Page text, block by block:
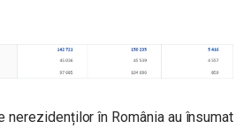
nerezidenților în România au însumat